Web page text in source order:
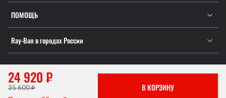
24 920 ₽
35 600 ₽ В КОРЗИНУ
ПОМОЩЬ
Ray-Ban в городах России
Информация не является публичной офертой, которая
определяется положениями Статьи 437 ГК РФ.